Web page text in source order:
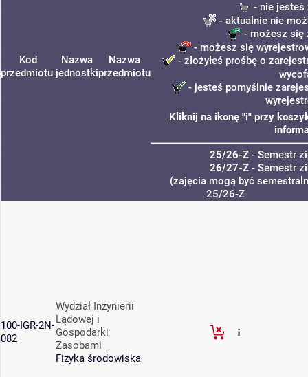
Kod
przedmiotu
Nazwa
jednostki
Nazwa
przedmiotu
- nie jesteś
- aktualnie nie
- możesz się
- możesz się
- złożyłeś prośbę o
- jesteś pomyślnie
Kliknij na ikonę "i" przy
25/26-Z- Semestr
26/27-Z- Semestr
(zajęcia mogą być
25/26-Z
100-IGR-2N-
082
Wydział Inżynierii
Lądowej i
Gospodarki
Zasobami
Fizyka środowiska